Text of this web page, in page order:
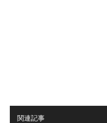
関連記事